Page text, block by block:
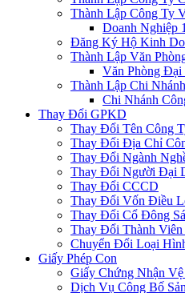
Thành Lập Công Ty
Doanh Nghiệp
Đăng Ký Hộ Kinh
Thành Lập Văn
Văn Phòng Đại
Thành Lập Chi
Chi Nhánh
Thay Đổi GPKD
Thay Đổi Tên Công
Thay Đổi Địa Chỉ
Thay Đổi Ngành
Thay Đổi Người Đại
Thay Đổi CCCD
Thay Đổi Vốn Điều
Thay Đổi Cổ Đông
Thay Đổi Thành
Chuyển Đổi Loại
Giấy Phép Con
Giấy Chứng Nhận
Dịch Vụ Công Bố